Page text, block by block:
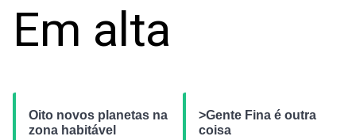
Em alta
Oito novos planetas na
zona habitável
>Gente Fina é outra
coisa